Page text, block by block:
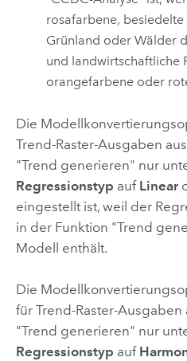
rosafarbene,
Grünland oder Wälder
und landwirtschaftliche
orangefarbene oder
Die
Trend-Raster-Ausgaben
"Trend generieren" nur
Regressionstyp auf Linear
eingestellt ist, weil der
in der Funktion "Trend
Modell enthält.
Die
für Trend-Raster-Ausgaben
"Trend generieren" nur
Regressionstyp auf